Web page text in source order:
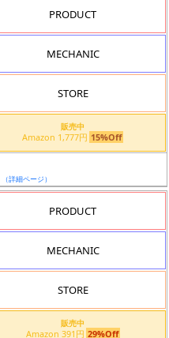
PRODUCT
MECHANIC
STORE
販売中
Amazon 1,777円 15%Off
（詳細ページ）
PRODUCT
MECHANIC
STORE
販売中
Amazon 391円 29%Off